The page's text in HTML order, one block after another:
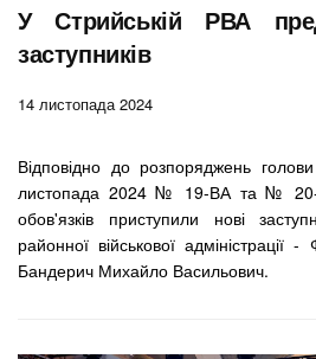
У Стрийській РВА
заступників
14 листопада 2024
Відповідно до розпоряджень
листопада 2024 № 19-ВА та № 20-
обов'язків приступили нові
районної військової адміністрації -
Бандерич Михайло Васильович.